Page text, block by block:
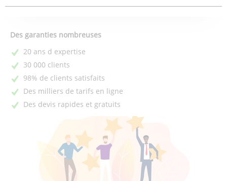
Des garanties nombreuses
20 ans d expertise
30 000 clients
98% de clients satisfaits
Des milliers de tarifs en ligne
Des devis rapides et gratuits